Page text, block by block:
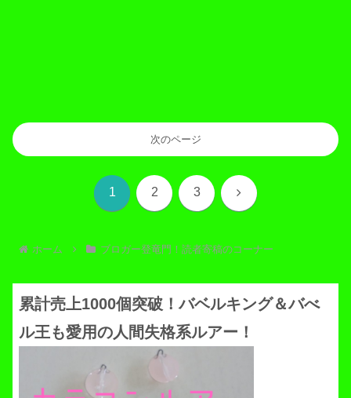
次のページ
1 2 3 次
ホーム ブロガー登竜門！読者寄稿のコーナー
累計売上1000個突破！バベルキング＆バべ
ル王も愛用の人間失格系ルアー！